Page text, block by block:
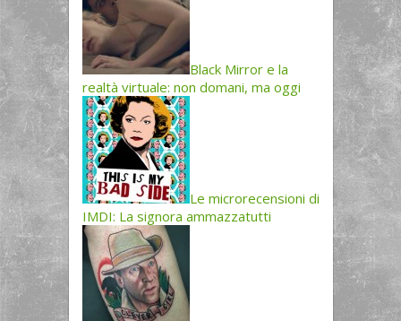
Black Mirror e la
realtà virtuale: non domani, ma oggi
Le microrecensioni di
IMDI: La signora ammazzatutti